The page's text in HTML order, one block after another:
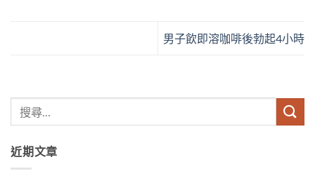
男子飲即溶咖啡後勃起4小時
近期文章